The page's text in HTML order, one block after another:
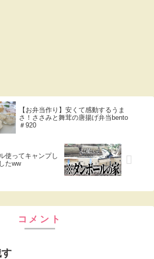
【お弁当作り】安くて感動するうま
さ！ささみと舞茸の唐揚げ弁当bento
＃920
使ってキャンプし
たww
コメント